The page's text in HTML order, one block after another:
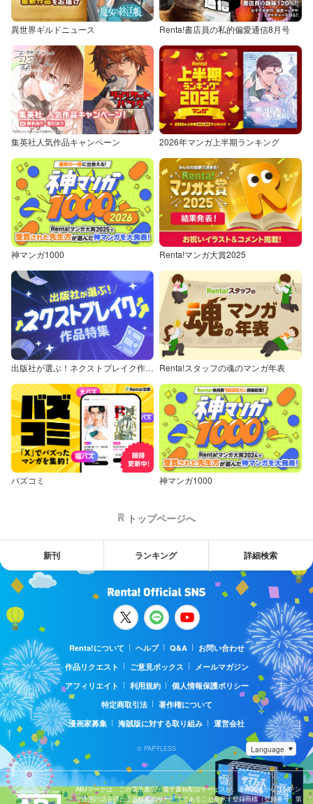
異世界ギルドニュース Renta!書店員の私的偏愛通信8月号
集英社人気作品キャンペーン 2026年マンガ上半期ランキング
神マンガ1000 Renta!マンガ大賞2025
出版社が選ぶ！ネクストブレイク作品特集 Renta!スタッフの魂のマンガ年表
バズコミ 神マンガ1000
トップページへ
新刊 ランキング 詳細検索
Renta!について ヘルプ Q&A
お問い合わせ
作品リクエスト
ご意見ボックス
メールマガジン
アフィリエイト
利用規約
個人情報保護ポリシー
特定商取引法
著作権について
漫画家募集
海賊版に対する取り組み 運営会社
© PAPYLESS
ABJマークは、この電子書店・電子書籍配信サービスが、著作権者からコンテン
ツ使用許諾を得た正規版配信サービスであることを示す登録商標（登録番号 第